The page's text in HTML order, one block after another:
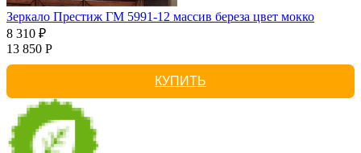
Зеркало Престиж ГМ 5991-12 массив береза цвет мокко
8 310 ₽
13 850 Р
КУПИТЬ